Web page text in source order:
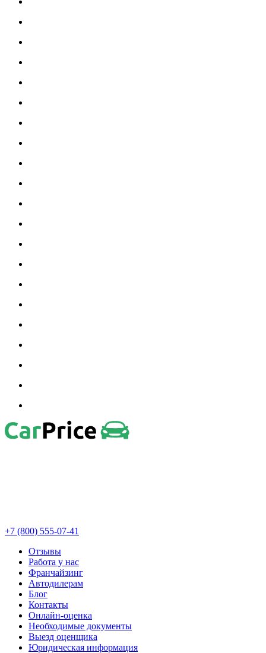
+7 (800) 555-07-41
Отзывы
Работа у нас
Франчайзинг
Автодилерам
Блог
Контакты
Онлайн-оценка
Необходимые документы
Выезд оценщика
Юридическая информация